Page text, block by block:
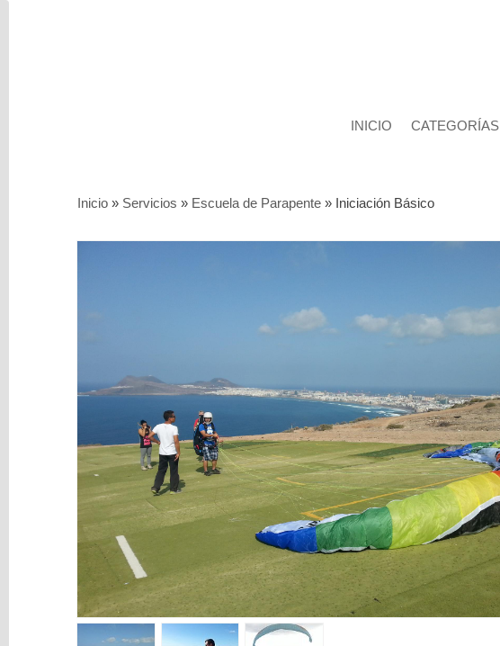
INICIO CATEGORÍAS
Arneses
Mosquetones
Uniones
Instrumentación
Accesorios
Ropa
Inicio » Servicios » Escuela de Parapente » Iniciación Básico